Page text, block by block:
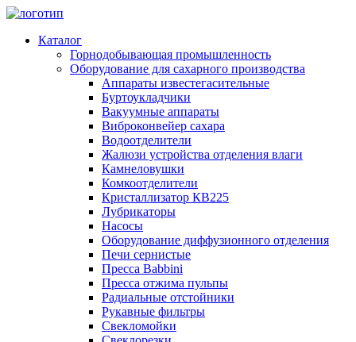
Каталог
Горнодобывающая промышленность
Оборудование для сахарного производства
Аппараты известегасительные
Буртоукладчики
Вакуумные аппараты
Виброконвейер сахара
Водоотделители
Жалюзи устройства отделения влаги
Камнеловушки
Комкоотделители
Кристаллизатор КВ225
Лубрикаторы
Насосы
Оборудование диффузионного отделения
Печи сернистые
Пресса Babbini
Пресса отжима пульпы
Радиальные отстойники
Рукавные фильтры
Свекломойки